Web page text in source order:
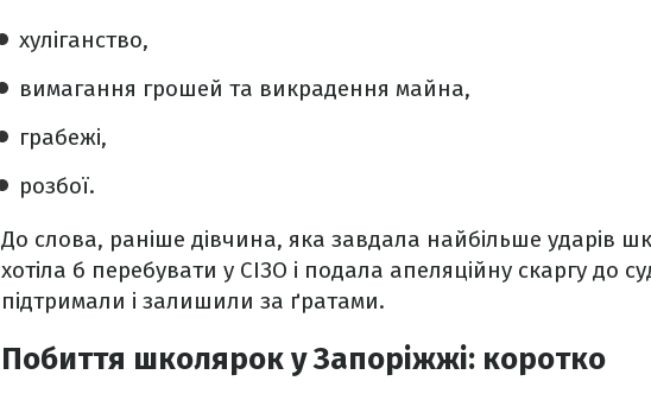
хуліганство,
вимагання грошей та викрадення майна,
грабежі,
розбої.
До слова, раніше дівчина, яка завдала найбільше ударів
хотіла б перебувати у СІЗО і подала апеляційну скаргу до
підтримали і залишили за ґратами.
Побиття школярок у Запоріжжі: коротко